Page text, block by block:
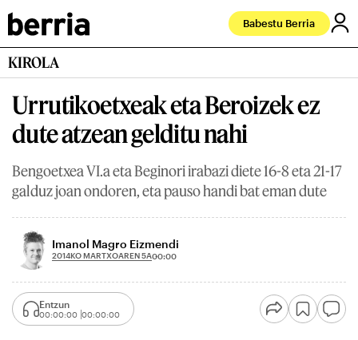
Babestu Berria
KIROLA
Urrutikoetxeak eta Beroizek ez
dute atzean gelditu nahi
Bengoetxea VI.a eta Beginori irabazi diete 16-8 eta 21-17
galduz joan ondoren, eta pauso handi bat eman dute
Imanol Magro Eizmendi
2014KO MARTXOAREN 5A00:00
Entzun
00:00:00 00:00:00